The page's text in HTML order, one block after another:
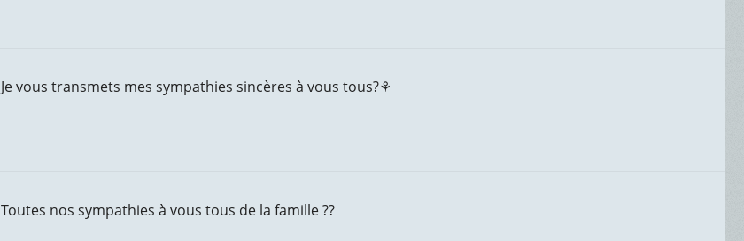
Je vous transmets mes sympathies sincères à vous tous?⚘
Toutes nos sympathies à vous tous de la famille ??